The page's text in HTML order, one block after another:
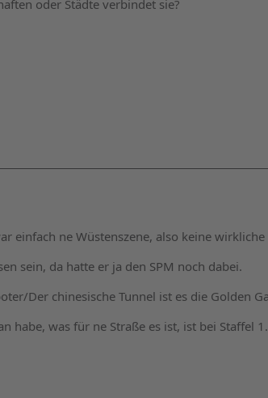
oder Städte verbindet sie?
einfach ne Wüstenszene, also keine wirkliche
sein, da hatte er ja den SPM noch dabei.
Der chinesische Tunnel ist es die Golden
habe, was für ne Straße es ist, ist bei Staffel 1.